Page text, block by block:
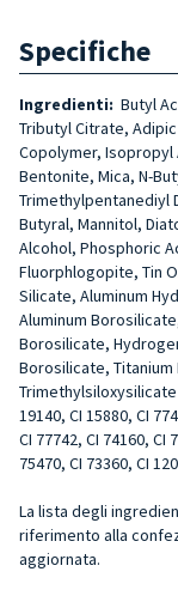
Specifiche
Ingredienti: Butyl
Tributyl Citrate,
Copolymer, Isopropyl
Bentonite, Mica, N-
Trimethylpentanediyl
Butyral, Mannitol,
Alcohol, Phosphoric
Fluorphlogopite, Tin
Silicate, Aluminum
Aluminum
Borosilicate,
Borosilicate, Titanium
Trimethylsiloxysilicate
19140, CI 15880, CI
CI 77742, CI 74160, CI
75470, CI 73360, CI
La lista degli
riferimento alla
aggiornata.